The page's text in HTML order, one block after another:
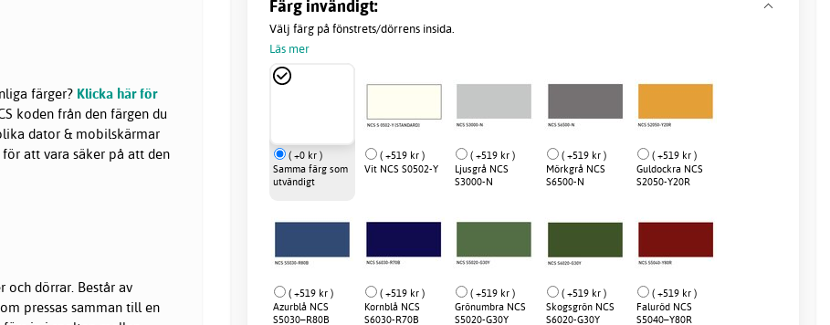
Färg invändigt:
Välj färg på fönstrets/dörrens insida.
Läs mer
( +0 kr )
Samma färg som
utvändigt
( +519 kr )
Vit NCS S0502-Y
( +519 kr )
Ljusgrå NCS
S3000-N
( +519 kr )
Mörkgrå NCS
S6500-N
( +519 kr )
Guldockra NCS
S2050-Y20R
( +519 kr )
Azurblå NCS
S5030–R80B
( +519 kr )
Kornblå NCS
S6030-R70B
( +519 kr )
Grönumbra NCS
S5020-G30Y
( +519 kr )
Skogsgrön NCS
S6020-G30Y
( +519 kr )
Faluröd NCS
S5040–Y80R
färger? Klicka här för
koden från den färgen du
dator & mobilskärmar
att vara säker på att den
och dörrar. Består av
pressas samman till en